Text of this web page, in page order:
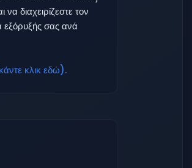
διαχειρίζεστε τον
εξόρυξής σας ανά
κλικ εδώ).